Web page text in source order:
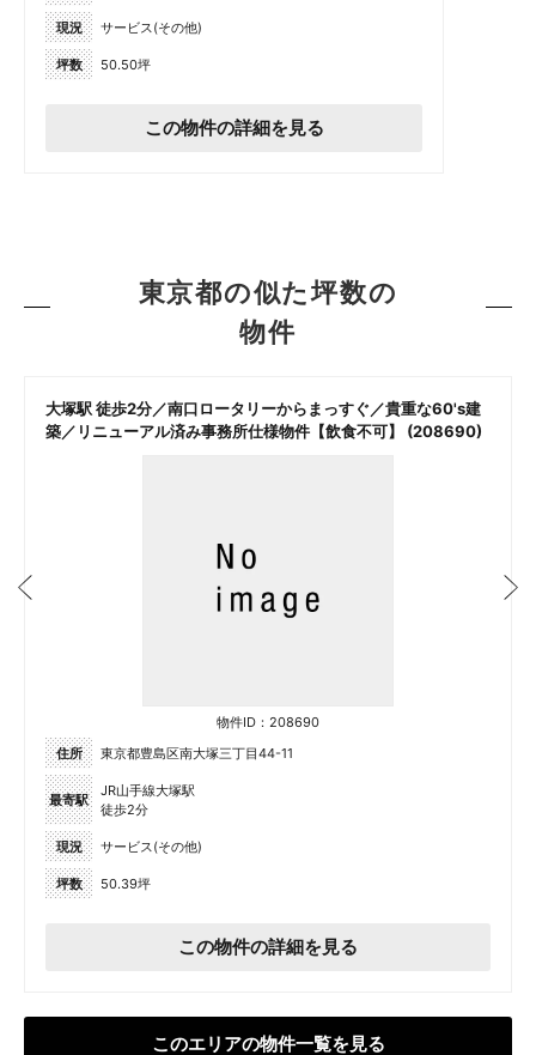
現況 サービス(その他)
坪数 50.50坪
この物件の詳細を見る
東京都の似た坪数の
物件
大塚駅 徒歩2分／南口ロータリーからまっすぐ／貴重な60's建
築／リニューアル済み事務所仕様物件【飲食不可】 (208690)
物件ID：208690
住所
東京都豊島区南大塚三丁目44-11
最寄駅
JR山手線大塚駅
徒歩2分
現況 サービス(その他)
坪数 50.39坪
この物件の詳細を見る
このエリアの物件一覧を見る